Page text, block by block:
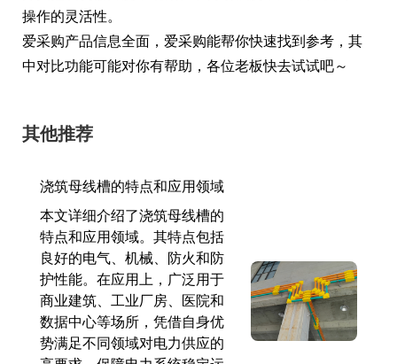
操作的灵活性。
爱采购产品信息全面，爱采购能帮你快速找到参考，其
中对比功能可能对你有帮助，各位老板快去试试吧～
其他推荐
浇筑母线槽的特点和应用领域
本文详细介绍了浇筑母线槽的
特点和应用领域。其特点包括
良好的电气、机械、防火和防
护性能。在应用上，广泛用于
商业建筑、工业厂房、医院和
数据中心等场所，凭借自身优
势满足不同领域对电力供应的